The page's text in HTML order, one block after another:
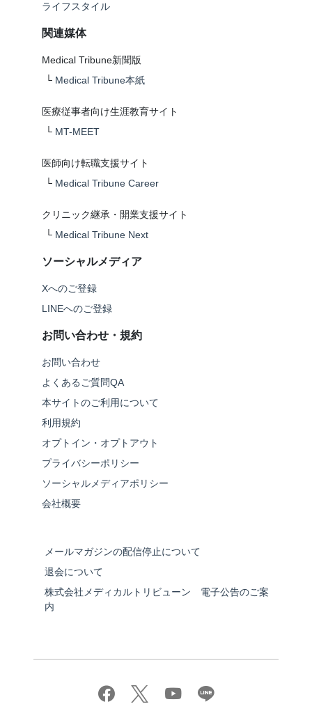
ライフスタイル
関連媒体
Medical Tribune新聞版
└ Medical Tribune本紙
医療従事者向け生涯教育サイト
└ MT-MEET
医師向け転職支援サイト
└ Medical Tribune Career
クリニック継承・開業支援サイト
└ Medical Tribune Next
ソーシャルメディア
Xへのご登録
LINEへのご登録
お問い合わせ・規約
お問い合わせ
よくあるご質問QA
本サイトのご利用について
利用規約
オプトイン・オプトアウト
プライバシーポリシー
ソーシャルメディアポリシー
会社概要
メールマガジンの配信停止について
退会について
株式会社メディカルトリビューン 電子公告のご案
内